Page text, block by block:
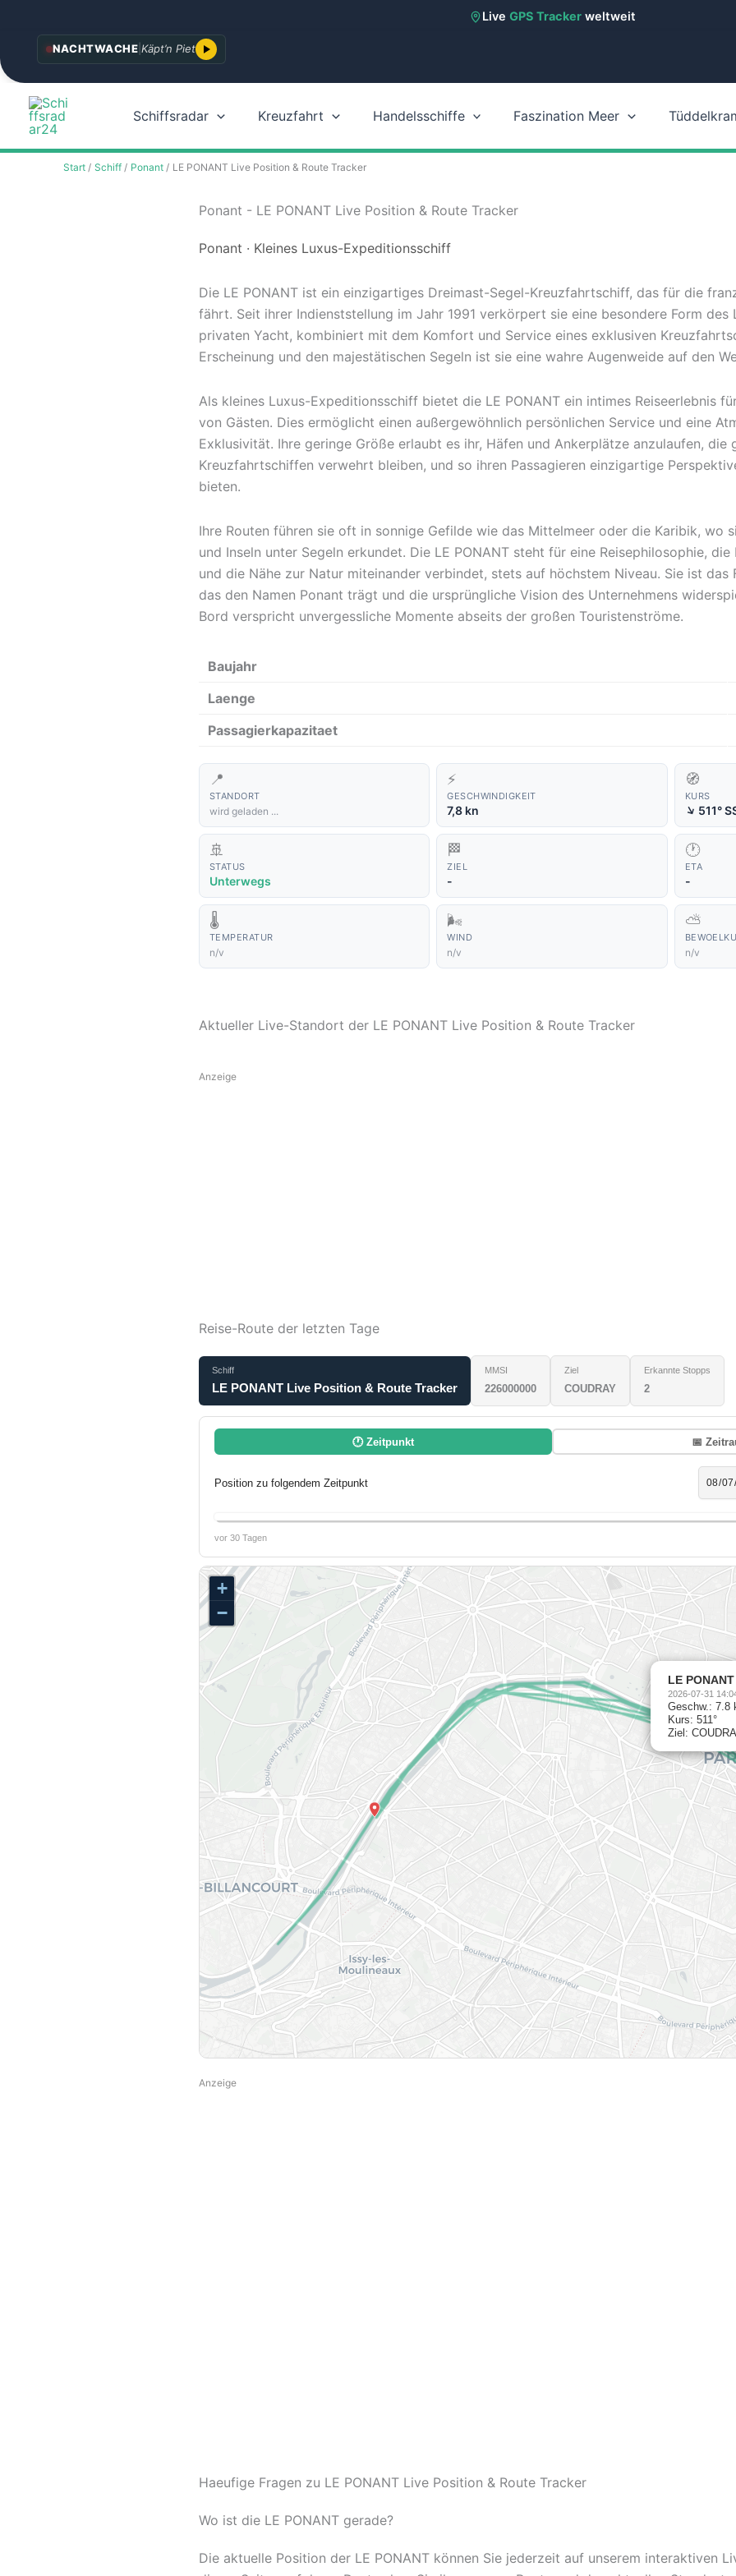
Live GPS Trackerweltweit
Inhalt
springen
NACHTWACHE Käpt’n Piet
Schiffsradar Kreuzfahrt Handelsschiffe Faszination Meer
Start Schiff Ponant LE PONANT Live Position & Route Tracker
Ponant - LE PONANT Live Position & Route Tracker
Ponant · Kleines Luxus-Expeditionsschiff
Die LE PONANT ist ein einzigartiges Dreimast-Segel-Kreuzfahrtschiff, das für die
fährt. Seit ihrer Indienststellung im Jahr 1991 verkörpert sie eine besondere Form des
privaten Yacht, kombiniert mit dem Komfort und Service eines exklusiven
Erscheinung und den majestätischen Segeln ist sie eine wahre Augenweide auf den
Als kleines Luxus-Expeditionsschiff bietet die LE PONANT ein intimes Reiseerlebnis
von Gästen. Dies ermöglicht einen außergewöhnlich persönlichen Service und eine
Exklusivität. Ihre geringe Größe erlaubt es ihr, Häfen und Ankerplätze anzulaufen, die
Kreuzfahrtschiffen verwehrt bleiben, und so ihren Passagieren einzigartige
bieten.
Ihre Routen führen sie oft in sonnige Gefilde wie das Mittelmeer oder die Karibik, wo
und Inseln unter Segeln erkundet. Die LE PONANT steht für eine Reisephilosophie,
und die Nähe zur Natur miteinander verbindet, stets auf höchstem Niveau. Sie ist das
das den Namen Ponant trägt und die ursprüngliche Vision des Unternehmens
Bord verspricht unvergessliche Momente abseits der großen Touristenströme.
Baujahr
Laenge
Passagierkapazitaet
📍
STANDORT
wird geladen ...
⚡
GESCHWINDIGKEIT
7,8 kn
🧭
KURS
↑ 511°
🚢
STATUS
Unterwegs
🏁
ZIEL
-
🕐
ETA
-
🌡️
TEMPERATUR
n/v
🌬️
WIND
n/v
⛅
n/v
Aktueller Live-Standort der LE PONANT Live Position & Route Tracker
Anzeige
Reise-Route der letzten Tage
Schiff
LE PONANT Live Position & Route Tracker
MMSI
226000000
Ziel
COUDRAY
Erkannte Stopps
2
🕐 Zeitpunkt 📅
Position zu folgendem Zeitpunkt
vor 30 Tagen
LE PONANT
2026-07-31
Geschw.: 7.8
Kurs: 511°
Ziel:
+
−
Anzeige
Haeufige Fragen zu LE PONANT Live Position & Route Tracker
Wo ist die LE PONANT gerade?
Die aktuelle Position der LE PONANT können Sie jederzeit auf unserem interaktiven